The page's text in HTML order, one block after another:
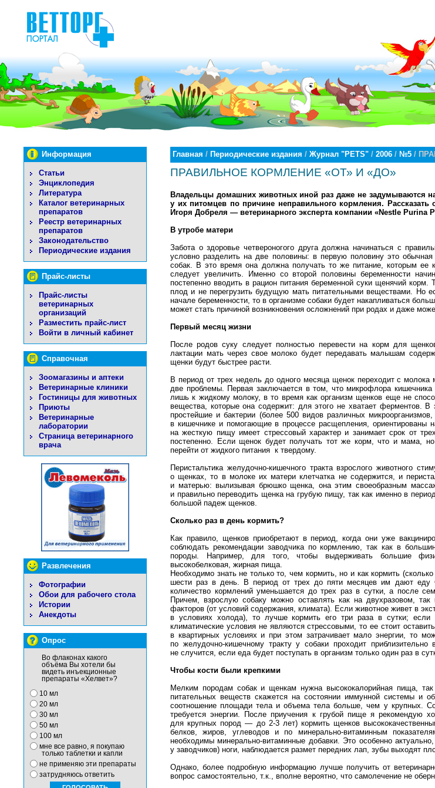
Информация
Статьи
Энциклопедия
Литература
Каталог ветеринарных
препаратов
Реестр ветеринарных
препаратов
Законодательство
Периодические издания
Прайс-листы
Прайс-листы
ветеринарных
организаций
Разместить прайс-лист
Войти в личный кабинет
Справочная
Зоомагазины и аптеки
Ветеринарные клиники
Гостиницы для животных
Приюты
Ветеринарные
лаборатории
Страница ветеринарного
врача
Развлечения
Фотографии
Обои для рабочего стола
Истории
Анекдоты
Опрос
Во флаконах какого
объёма Вы хотели бы
видеть инъекционные
препараты «Хелвет»?
10 мл
20 мл
30 мл
50 мл
100 мл
мне все равно, я покупаю
только таблетки и капли
не применяю эти препараты
затрудняюсь ответить
Главная / Периодические издания / Журнал "PETS" / 2006 / №5 /
ПРАВИЛЬНОЕ КОРМЛЕНИЕ «ОТ» И «ДО»
Владельцы домашних животных иной раз даже не задумываются
у их питомцев по причине неправильного кормления.
Игоря Добреля — ветеринарного эксперта компании «Nestle Purina
В утробе матери
Забота о здоровье четвероногого друга должна начинаться с
условно разделить на две половины: в первую половину это
собак. В это время она должна получать то же питание, которым ее
следует увеличить. Именно со второй половины беременности
постепенно вводить в рацион питания беременной суки щенячий
плод и не перегрузить будущую мать питательными веществами. Но
начале беременности, то в организме собаки будет накапливаться
может стать причиной возникновения осложнений при родах и даже
Первый месяц жизни
После родов суку следует полностью перевести на корм для
лактации мать через свое молоко будет передавать малышам
щенки будут быстрее расти.
В период от трех недель до одного месяца щенок переходит с
две проблемы. Первая заключается в том, что микрофлора
лишь к жидкому молоку, в то время как организм щенков еще не
вещества, которые она содержит: для этого не хватает ферментов.
простейшие и бактерии (более 500 видов различных
в кишечнике и помогающие в процессе расщепления, ориентированы
на жесткую пищу имеет стрессовый характер и занимает срок от
постепенно. Если щенок будет получать тот же корм, что и мама,
перейти от жидкого питания к твердому.
Перистальтика желудочно-кишечного тракта взрослого животного
о щенках, то в молоке их матери клетчатка не содержится, и
и матерью: вылизывая брюшко щенка, она этим своеобразным
и правильно переводить щенка на грубую пищу, так как именно в
большой падеж щенков.
Сколько раз в день кормить?
Как правило, щенков приобретают в период, когда они уже
соблюдать рекомендации заводчика по кормлению, так как в
породы. Например, для того, чтобы выдерживать большие
высокобелковая, жирная пища.
Необходимо знать не только то, чем кормить, но и как кормить
шести раз в день. В период от трех до пяти месяцев им дают еду
количество кормлений уменьшается до трех раз в сутки, а после
Причем, взрослую собаку можно оставлять как на двухразовом,
факторов (от условий содержания, климата). Если животное живет в
в условиях холода), то лучше кормить его три раза в сутки;
климатические условия не являются стрессовыми, то ее стоит
в квартирных условиях и при этом затрачивает мало энергии, то
по желудочно-кишечному тракту у собаки проходит приблизительно
не случится, если еда будет поступать в организм только один раз в
Чтобы кости были крепкими
Мелким породам собак и щенкам нужна высококалорийная пища,
питательных веществ скажется на состоянии иммунной системы и
соотношение площади тела и объема тела больше, чем у крупных.
требуется энергии. После приучения к грубой пище я
для крупных пород — до 2-3 лет) кормить щенков
белков, жиров, углеводов и по минерально-витаминным
необходимы минерально-витаминные добавки. Это особенно
у заводчиков) ноги, наблюдается размет передних лап, зубы выходят
Однако, более подробную информацию лучше получить от
вопрос самостоятельно, т.к., вполне вероятно, что самолечение не